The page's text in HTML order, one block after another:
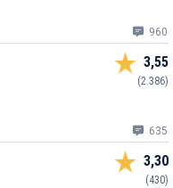
960
3,55
(2.386)
635
3,30
(430)